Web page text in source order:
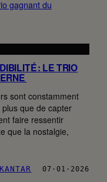
: LE TRIO
sont constamment
que de capter
faire ressentir
que la nostalgie,
07·01·2026